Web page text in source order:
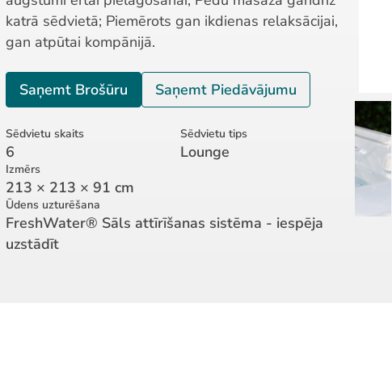
katrā sēdvietā; Piemērots gan ikdienas relaksācijai,
gan atpūtai kompānijā.
Saņemt Brošūru Saņemt Piedāvājumu
Sēdvietu skaits
6
Sēdvietu tips
Lounge
Izmērs
213 × 213 × 91 cm
Ūdens uzturēšana
FreshWater® Sāls attīrīšanas sistēma - iespēja
uzstādīt